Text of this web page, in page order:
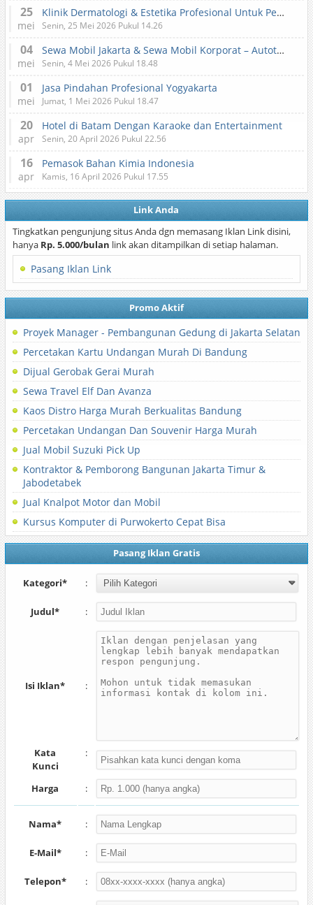
25
mei
Klinik Dermatologi & Estetika Profesional Untuk Perawatan Kulit dan Kecantikan
Senin, 25 Mei 2026 Pukul 14.26
04
mei
Sewa Mobil Jakarta & Sewa Mobil Korporat – Autotranz Indonesia
Senin, 4 Mei 2026 Pukul 18.48
01
mei
Jasa Pindahan Profesional Yogyakarta
Jumat, 1 Mei 2026 Pukul 18.47
20
apr
Hotel di Batam Dengan Karaoke dan Entertainment
Senin, 20 April 2026 Pukul 22.56
16
apr
Pemasok Bahan Kimia Indonesia
Kamis, 16 April 2026 Pukul 17.55
Link Anda
Tingkatkan pengunjung situs Anda dgn memasang Iklan Link disini,
hanya Rp. 5.000/bulan link akan ditampilkan di setiap halaman.
Pasang Iklan Link
Promo Aktif
Proyek Manager - Pembangunan Gedung di Jakarta Selatan
Percetakan Kartu Undangan Murah Di Bandung
Dijual Gerobak Gerai Murah
Sewa Travel Elf Dan Avanza
Kaos Distro Harga Murah Berkualitas Bandung
Percetakan Undangan Dan Souvenir Harga Murah
Jual Mobil Suzuki Pick Up
Kontraktor & Pemborong Bangunan Jakarta Timur &
Jabodetabek
Jual Knalpot Motor dan Mobil
Kursus Komputer di Purwokerto Cepat Bisa
Pasang Iklan Gratis
Kategori* :
Judul* :
Isi Iklan* :
Kata
Kunci
:
Harga :
Nama* :
E-Mail* :
Telepon* :